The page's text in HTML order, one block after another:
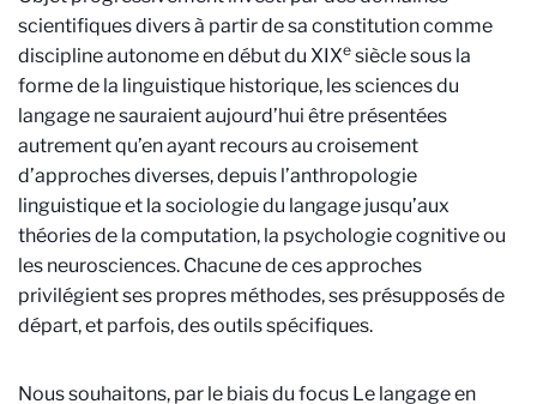
scientifiques divers à partir de sa constitution comme
discipline autonome en début du XIXe siècle sous la
forme de la linguistique historique, les sciences du
langage ne sauraient aujourd’hui être présentées
autrement qu’en ayant recours au croisement
d’approches diverses, depuis l’anthropologie
linguistique et la sociologie du langage jusqu’aux
théories de la computation, la psychologie cognitive ou
les neurosciences. Chacune de ces approches
privilégient ses propres méthodes, ses présupposés de
départ, et parfois, des outils spécifiques.
Nous souhaitons, par le biais du focus Le langage en